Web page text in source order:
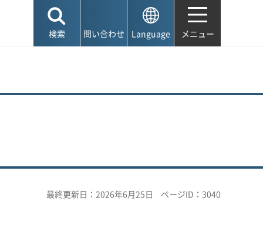
検索 問い合わせ Language メニュー
最終更新日：2026年6月25日 ページID：3040